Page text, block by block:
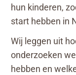
hun kinderen,
start hebben in
Wij leggen uit
onderzoeken
hebben en